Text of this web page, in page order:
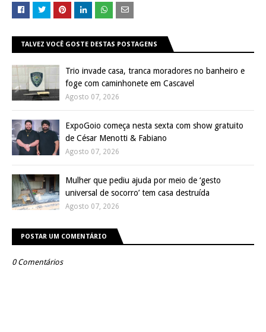
TALVEZ VOCÊ GOSTE DESTAS POSTAGENS
Trio invade casa, tranca moradores no banheiro e
foge com caminhonete em Cascavel
Agosto 07, 2026
ExpoGoio começa nesta sexta com show gratuito
de César Menotti & Fabiano
Agosto 07, 2026
Mulher que pediu ajuda por meio de ‘gesto
universal de socorro’ tem casa destruída
Agosto 07, 2026
POSTAR UM COMENTÁRIO
0 Comentários